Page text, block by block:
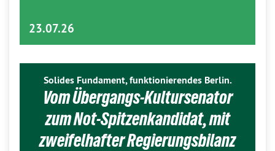
23.07.26
Solides Fundament, funktionierendes Berlin.
Vom Übergangs-Kultursenator
zum Not-Spitzenkandidat, mit
zweifelhafter Regierungsbilanz